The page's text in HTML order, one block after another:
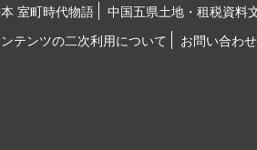
室町時代物語
中国五県土地・租税資料
テンツの二次利用について
お問い合わせ